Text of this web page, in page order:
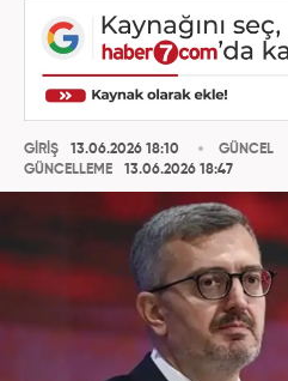
GİRİŞ
13.06.2026 18:10
GÜNCELLEME
13.06.2026 18:47
GÜNCEL